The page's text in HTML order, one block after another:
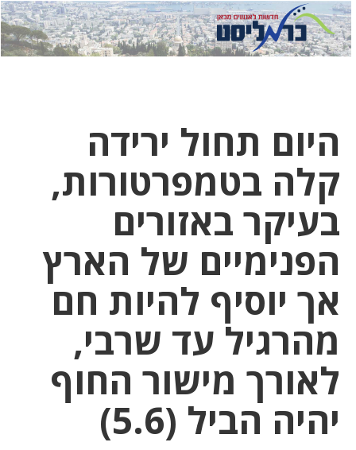
לחץ
כאן
לחץ
כדי
היום תחול ירידה
קלה בטמפרטורות,
בעיקר באזורים
הפנימיים של הארץ
אך יוסיף להיות חם
‏מהרגיל עד שרבי,
לאורך מישור החוף
יהיה הביל (5.6)‏